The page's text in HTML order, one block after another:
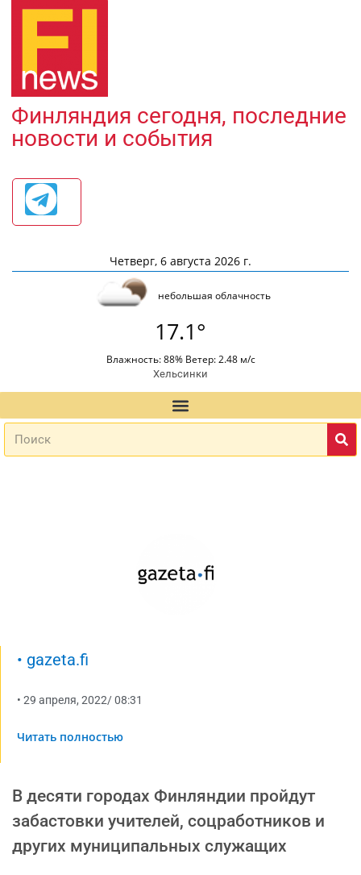
Финляндия сегодня, последние
новости и события
Четверг, 6 августа 2026 г.
небольшая облачность
17.1°
Влажность: 88% Ветер: 2.48 м/с
Хельсинки
• gazeta.fi
• 29 апреля, 2022/08:31
Читать полностью
В десяти городах Финляндии пройдут
забастовки учителей, соцработников и
других муниципальных служащих